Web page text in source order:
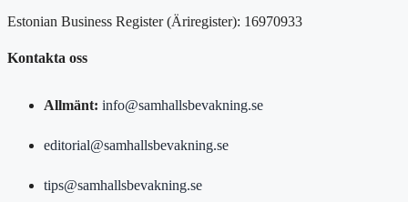
Estonian Business Register (Äriregister): 16970933
Kontakta oss
Allmänt: info@samhallsbevakning.se
editorial@samhallsbevakning.se
tips@samhallsbevakning.se